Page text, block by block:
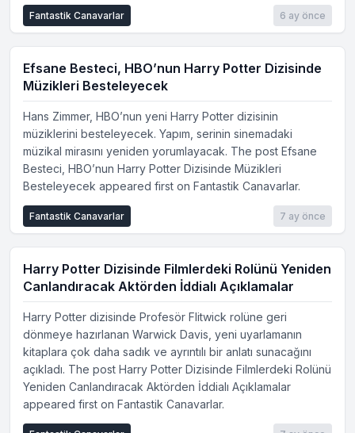
6 ay önce
Fantastik Canavarlar
Efsane Besteci, HBO’nun Harry Potter Dizisinde
Müzikleri Besteleyecek
Hans Zimmer, HBO’nun yeni Harry Potter dizisinin
müziklerini besteleyecek. Yapım, serinin sinemadaki
müzikal mirasını yeniden yorumlayacak. The post Efsane
Besteci, HBO’nun Harry Potter Dizisinde Müzikleri
Besteleyecek appeared first on Fantastik Canavarlar.
7 ay önce
Fantastik Canavarlar
Harry Potter Dizisinde Filmlerdeki Rolünü Yeniden
Canlandıracak Aktörden İddialı Açıklamalar
Harry Potter dizisinde Profesör Flitwick rolüne geri
dönmeye hazırlanan Warwick Davis, yeni uyarlamanın
kitaplara çok daha sadık ve ayrıntılı bir anlatı sunacağını
açıkladı. The post Harry Potter Dizisinde Filmlerdeki Rolünü
Yeniden Canlandıracak Aktörden İddialı Açıklamalar
appeared first on Fantastik Canavarlar.